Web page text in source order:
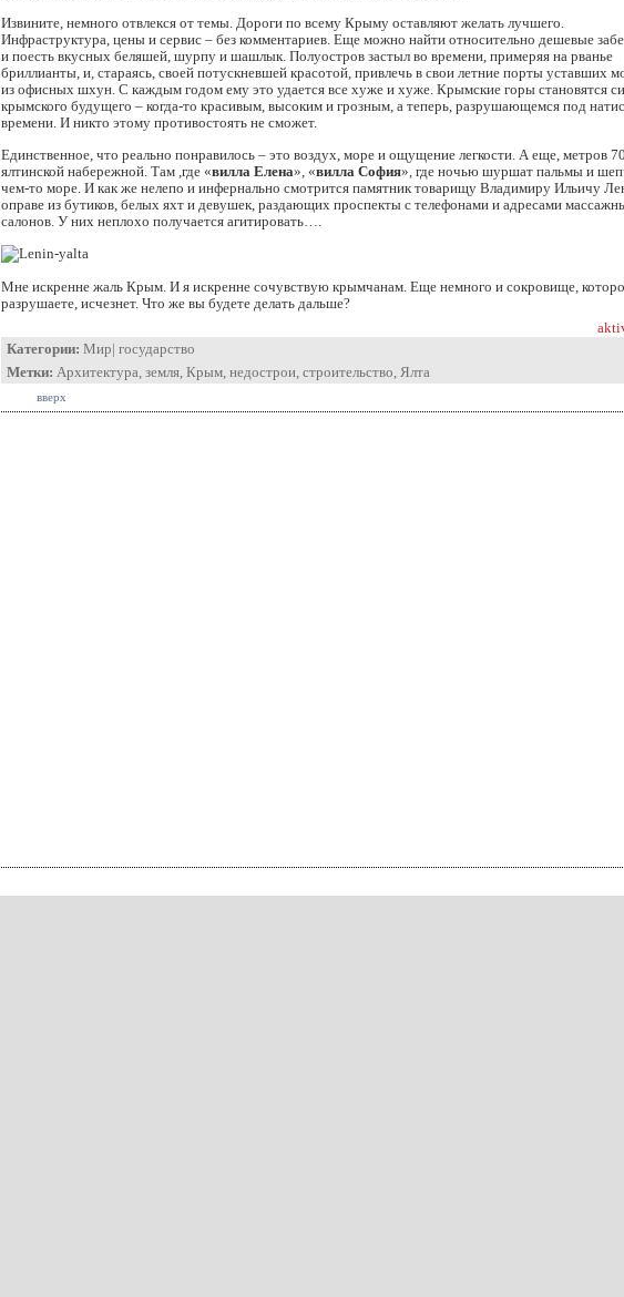
Извините, немного отвлекся от темы. Дороги по всему Крыму оставляют желать лучшего.
Инфраструктура, цены и сервис – без комментариев. Еще можно найти относительно дешевые
и поесть вкусных беляшей, шурпу и шашлык. Полуостров застыл во времени, примеряя на рванье
бриллианты, и, стараясь, своей потускневшей красотой, привлечь в свои летние порты уставших
из офисных шхун. С каждым годом ему это удается все хуже и хуже. Крымские горы становятся
крымского будущего – когда-то красивым, высоким и грозным, а теперь, разрушающемся под
времени. И никто этому противостоять не сможет.
Единственное, что реально понравилось – это воздух, море и ощущение легкости. А еще, метров
ялтинской набережной. Там ,где «вилла Елена», «вилла София», где ночью шуршат пальмы и
чем-то море. И как же нелепо и инфернально смотрится памятник товарищу Владимиру Ильичу
оправе из бутиков, белых яхт и девушек, раздающих проспекты с телефонами и адресами
салонов. У них неплохо получается агитировать….
Мне искренне жаль Крым. И я искренне сочувствую крымчанам. Еще немного и сокровище,
разрушаете, исчезнет. Что же вы будете делать дальше?
Категории: Мир| государство
Метки: Архитектура, земля, Крым, недострои, строительство, Ялта
вверх